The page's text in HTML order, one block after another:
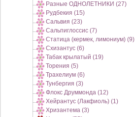
Разные ОДНОЛЕТНИКИ (27)
Рудбекия (15)
Сальвия (23)
Сальпиглоссис (7)
Статица (кермек, лимониум) (9)
Схизантус (6)
Табак крылатый (19)
Торения (5)
Трахелиум (6)
Тунбергия (3)
Флокс Друммонда (12)
Хейрантус (Лакфиоль) (1)
Хризантема (3)